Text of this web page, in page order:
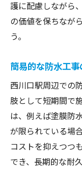
護に配慮しながら
の価値を保ちなが
う。
簡易的な防水工
西川口駅周辺での
肢として短期間で
は、例えば塗膜防
が限られている場
コストを抑えつつ
でき、長期的な耐